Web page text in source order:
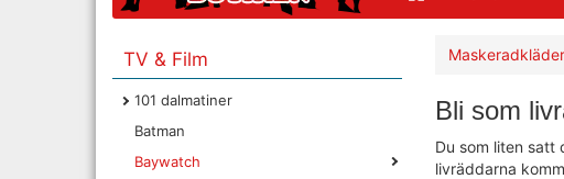
TV & Film
101 dalmatiner
Batman
Baywatch
Bli som
Du som liten satt
livräddarna